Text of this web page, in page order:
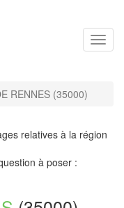
RENNES (35000)
relatives à la région
à poser :